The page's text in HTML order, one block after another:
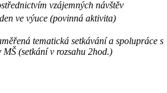
vzájemných návštěv
ve výuce (povinná aktivita)
tematická setkávání a spolupráce s
(setkání v rozsahu 2hod.)